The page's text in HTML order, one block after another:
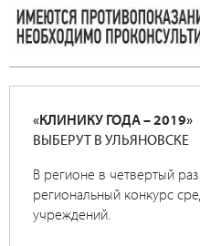
«КЛИНИКУ ГОДА – 2019»
ВЫБЕРУТ В УЛЬЯНОВСКЕ
В регионе в четвертый
региональный конкурс
учреждений.